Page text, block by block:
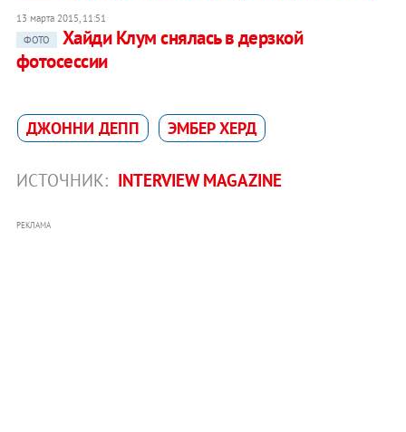
13 марта 2015, 11:51
ФОТО
Хайди Клум снялась в дерзкой
фотосессии
ДЖОННИ ДЕПП ЭМБЕР ХЕРД
ИСТОЧНИК: INTERVIEW MAGAZINE
РЕКЛАМА